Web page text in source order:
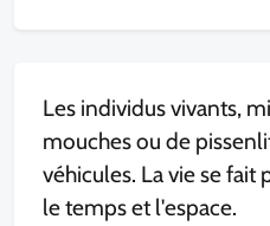
Les individus vivants,
mouches ou de
véhicules. La vie se fait
le temps et l'espace.